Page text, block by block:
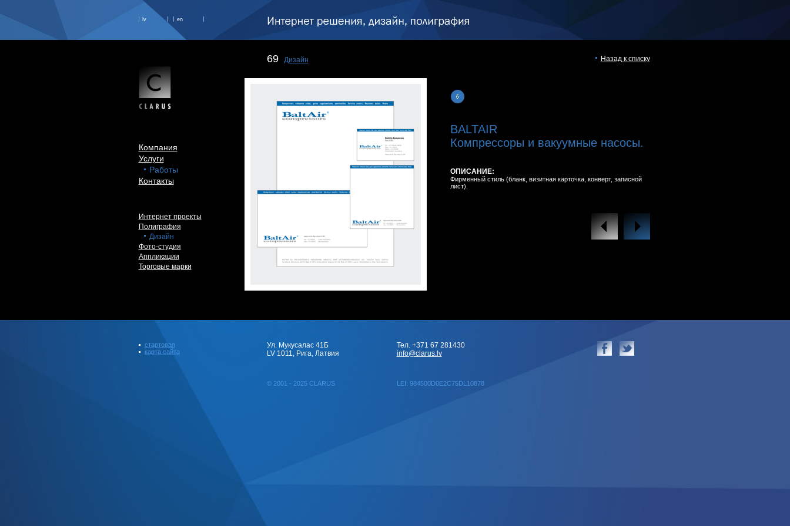
lv en
Компания
Услуги
Работы
Контакты
Интернет проекты
Полиграфия
Дизайн
Фото-студия
Аппликации
Торговые марки
69 Дизайн Назад к списку
BALTAIR
Компрессоры и вакуумные насосы.
ОПИСАНИЕ:
Фирменный стиль (бланк, визитная карточка, конверт, записной
лист).
стартовая
карта сайта
Ул. Мукусалас 41Б
LV 1011, Рига, Латвия
© 2001 - 2025 CLARUS LEI: 984500D0E2C75DL10878
Тел. +371 67 281430
info@clarus.lv